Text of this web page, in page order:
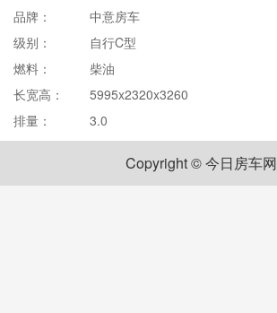
品牌：
中意房车
级别：
自行C型
燃料：
柴油
长宽高：
5995x2320x3260
排量：
3.0
Copyright © 今日房车网